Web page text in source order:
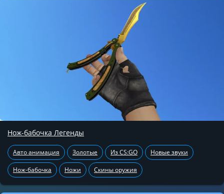
Нож-бабочка Легенды
Авто анимация Золотые Из CS:GO Новые звуки
Нож-бабочка Ножи Скины оружия